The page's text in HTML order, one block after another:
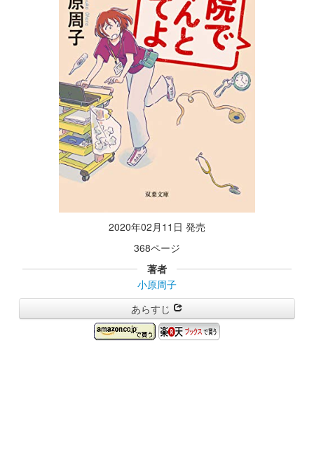
2020年02月11日 発売
368ページ
著者
小原周子
あらすじ